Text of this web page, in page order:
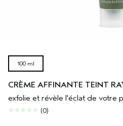
100 ml
CRÈME AFFINANTE TEINT
exfolie et révèle l'éclat de votre
(0)